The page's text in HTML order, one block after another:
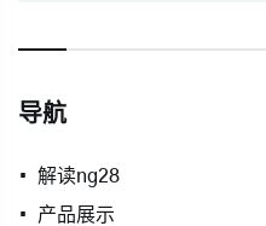
导航
解读ng28
产品展示